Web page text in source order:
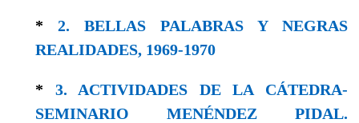
* 2. BELLAS PALABRAS Y NEGRAS
REALIDADES, 1969-1970
* 3. ACTIVIDADES DE LA CÁTEDRA-
SEMINARIO MENÉNDEZ PIDAL.